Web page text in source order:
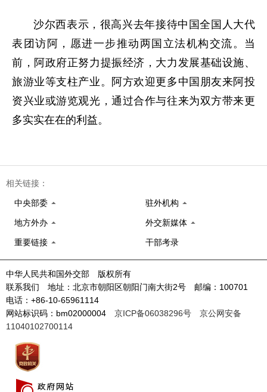
沙尔西表示，很高兴去年接待中国全国人大代
表团访阿，愿进一步推动两国立法机构交流。当
前，阿政府正努力提振经济，大力发展基础设施、
旅游业等支柱产业。阿方欢迎更多中国朋友来阿投
资兴业或游览观光，通过合作与往来为双方带来更
多实实在在的利益。
相关链接：
中央部委 驻外机构
地方外办 外交新媒体
重要链接 干部考录
中华人民共和国外交部 版权所有
联系我们 地址：北京市朝阳区朝阳门南大街2号 邮编：100701
电话：+86-10-65961114
网站标识码：bm02000004 京ICP备06038296号
京公网安备
11040102700114